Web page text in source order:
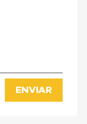
ENVIAR